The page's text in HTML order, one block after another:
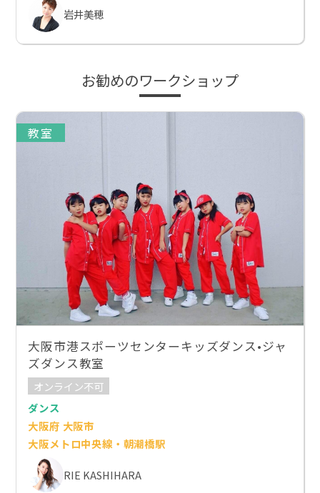
岩井美穂
お勧めのワークショップ
教室
大阪市港スポーツセンターキッズダンス•ジャ
ズダンス教室
オンライン不可
ダンス
大阪府 大阪市
大阪メトロ中央線・朝潮橋駅
RIE KASHIHARA